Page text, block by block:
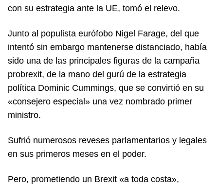
con su estrategia ante la UE, tomó el relevo.
Junto al populista eurófobo Nigel Farage, del que
intentó sin embargo mantenerse distanciado, había
sido una de las principales figuras de la campaña
probrexit, de la mano del gurú de la estrategia
política Dominic Cummings, que se convirtió en su
«consejero especial» una vez nombrado primer
ministro.
Sufrió numerosos reveses parlamentarios y legales
en sus primeros meses en el poder.
Pero, prometiendo un Brexit «a toda costa»,